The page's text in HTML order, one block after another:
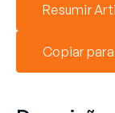
Resumir
Copiar para